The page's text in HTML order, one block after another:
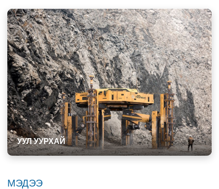
УУЛ УУРХАЙ
МЭДЭЭ